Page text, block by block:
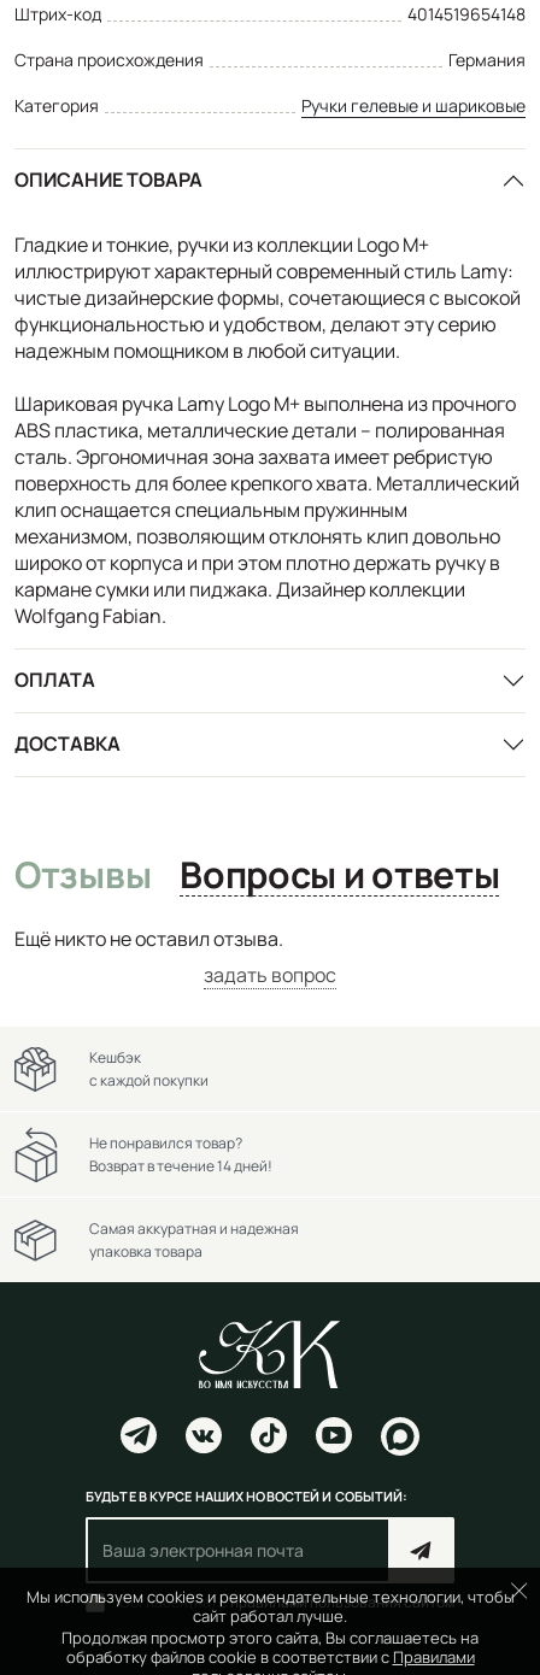
Штрих-код
4014519654148
Страна происхождения
Германия
Категория
Ручки гелевые и шариковые
ОПИСАНИЕ ТОВАРА
Гладкие и тонкие, ручки из коллекции Logo M+
иллюстрируют характерный современный стиль Lamy:
чистые дизайнерские формы, сочетающиеся с высокой
функциональностью и удобством, делают эту серию
надежным помощником в любой ситуации.
Шариковая ручка Lamy Logo M+ выполнена из прочного
ABS пластика, металлические детали – полированная
сталь. Эргономичная зона захвата имеет ребристую
поверхность для более крепкого хвата. Металлический
клип оснащается специальным пружинным
механизмом, позволяющим отклонять клип довольно
широко от корпуса и при этом плотно держать ручку в
кармане сумки или пиджака. Дизайнер коллекции
Wolfgang Fabian.
ОПЛАТА
ДОСТАВКА
Отзывы Вопросы и ответы
Ещё никто не оставил отзыва.
задать вопрос
Мы используем cookies и рекомендательные технологии, чтобы
сайт работал лучше.
Продолжая просмотр этого сайта, Вы соглашаетесь на
обработку файлов cookie в соответствии с Правилами
Кешбэк
с каждой покупки
Не понравился товар?
Возврат в течение 14 дней!
Самая аккуратная и надежная
упаковка товара
БУДЬТЕ В КУРСЕ НАШИХ НОВОСТЕЙ И СОБЫТИЙ:
Согласен(на) справилами пользования сайтом